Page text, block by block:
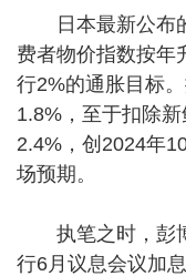
日本最新公布的
费者物价指数按年
行2%的通胀目标
1.8%，至于扣除
2.4%，创2024年
场预期。
执笔之时，彭博
行6月议息会议加